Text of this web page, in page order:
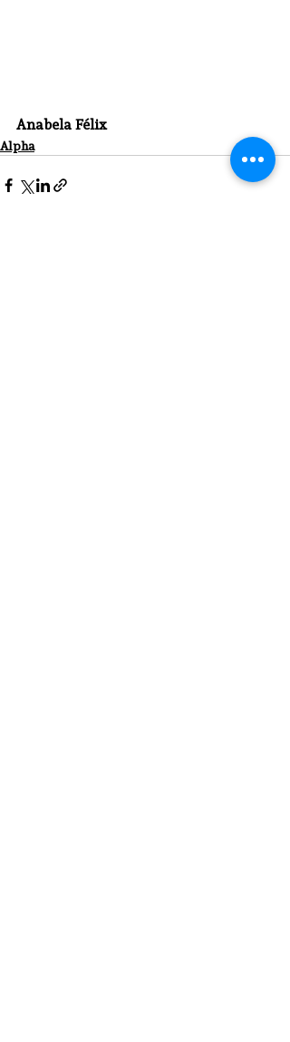
Anabela Félix
Alpha